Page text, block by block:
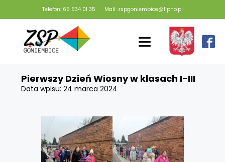
Telefon: 65 534 01 35 Mail: zspgoniembice@lipno.pl
Pierwszy Dzień Wiosny w klasach I-III
Data wpisu:24 marca 2024